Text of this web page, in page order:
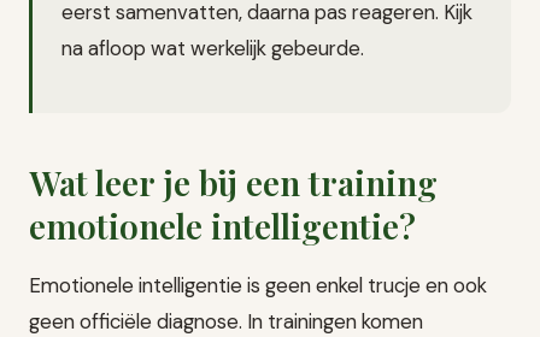
eerst samenvatten, daarna pas reageren. Kijk
na afloop wat werkelijk gebeurde.
Wat leer je bij een training
emotionele intelligentie?
Emotionele intelligentie is geen enkel trucje en ook
geen officiële diagnose. In trainingen komen